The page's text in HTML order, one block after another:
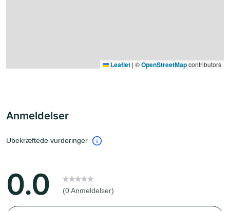
Leaflet | ©OpenStreetMapcontributors
Anmeldelser
Ubekræftede vurderinger
0.0 (0 Anmeldelser)